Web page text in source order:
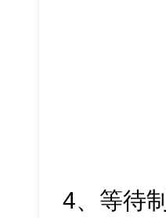
4、等待